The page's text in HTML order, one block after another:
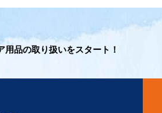
品の取り扱いをスタート！